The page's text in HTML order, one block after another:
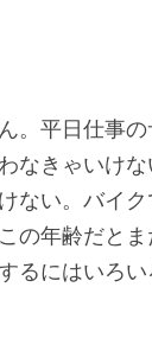
。平日仕事
なきゃいけ
ない。バイ
の年齢だと
るにはいろ